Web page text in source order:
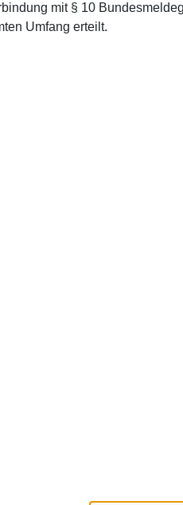
mit § 10
Umfang erteilt.